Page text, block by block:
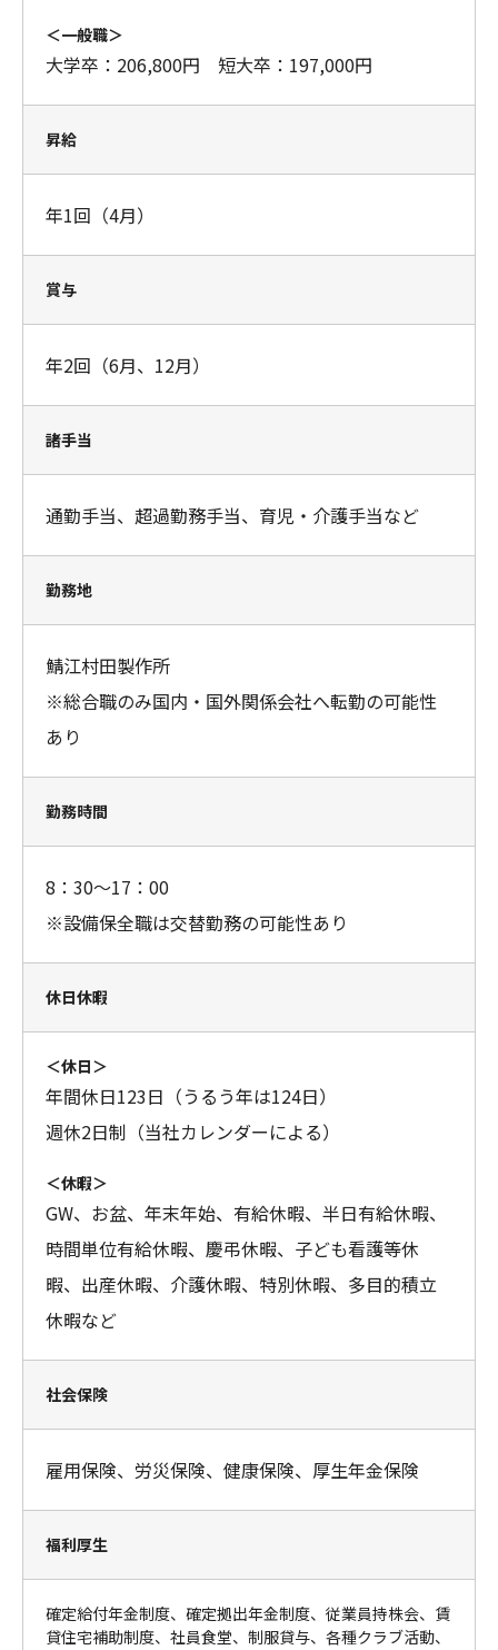
＜一般職＞
大学卒：206,800円 短大卒：197,000円
昇給
年1回（4月）
賞与
年2回（6月、12月）
諸手当
通勤手当、超過勤務手当、育児・介護手当など
勤務地
鯖江村田製作所
※総合職のみ国内・国外関係会社へ転勤の可能性
あり
勤務時間
8：30～17：00
※設備保全職は交替勤務の可能性あり
休日休暇
＜休日＞
年間休日123日（うるう年は124日）
週休2日制（当社カレンダーによる）
＜休暇＞
GW、お盆、年末年始、有給休暇、半日有給休暇、
時間単位有給休暇、慶弔休暇、子ども看護等休
暇、出産休暇、介護休暇、特別休暇、多目的積立
休暇など
社会保険
雇用保険、労災保険、健康保険、厚生年金保険
福利厚生
確定給付年金制度、確定拠出年金制度、従業員持株会、賃
貸住宅補助制度、社員食堂、制服貸与、各種クラブ活動、